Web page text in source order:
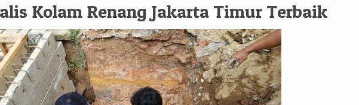
Kolam Renang Jakarta Timur Terbaik